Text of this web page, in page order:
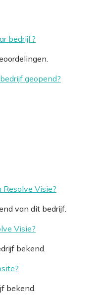
bedrijf?
geopend?
Visie?
van dit bedrijf.
Visie?
bekend.
bekend.